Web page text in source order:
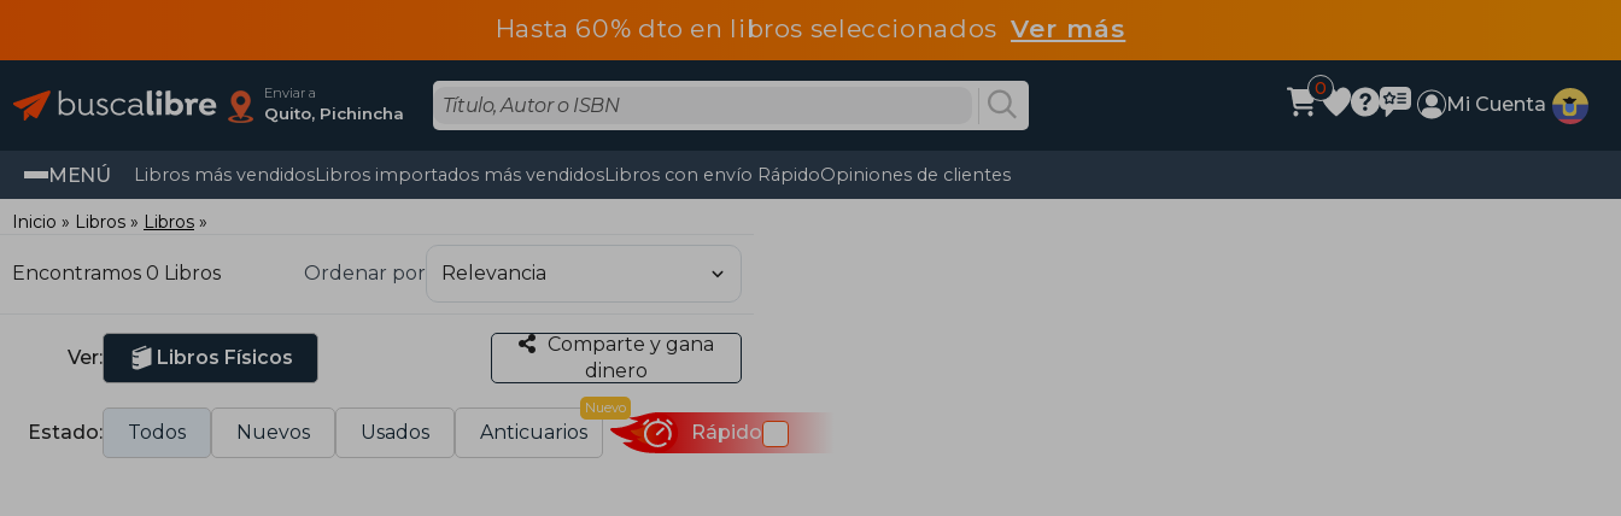
Hasta 60% dto en libros seleccionadosVer más
Enviar a
Quito, Pichincha
0
Mi Cuenta
MENÚ Libros más vendidosLibros importados más vendidosLibros con envío RápidoOpiniones de clientes
Inicio Libros Libros
Encontramos 0 Libros Ordenar por
Ver: Libros Físicos
Comparte y gana
dinero
Estado: Todos Nuevos Usados Anticuarios
Nuevo
Rápido